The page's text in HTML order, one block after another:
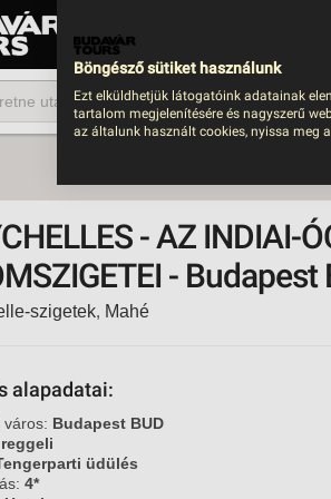
UTAZÁS
- AZ INDIAI-
- Budapest
szigetek, Mahé
alapadatai:
város: Budapest BUD
reggeli
üdülés
4*
Böngésző sütiket használunk
Ezt elküldhetjük látogatóink adatainak
tartalom megjelenítésére és nagyszerű
az általunk használt cookies, nyissa meg